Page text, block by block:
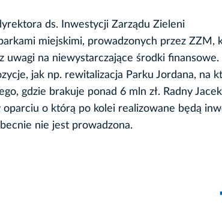
ds. Inwestycji Zarządu Zieleni
miejskimi, prowadzonych przez ZZM,
uwagi na niewystarczające środki finansowe.
jak np. rewitalizacja Parku Jordana, na
gdzie brakuje ponad 6 mln zł. Radny Jacek
o którą po kolei realizowane będą
nie jest prowadzona.